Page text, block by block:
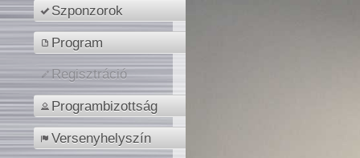
Szponzorok
Program
Regisztráció
Programbizottság
Versenyhelyszín